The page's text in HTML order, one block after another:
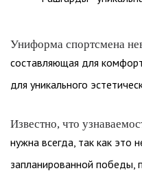
Униформа спортсмена
составляющая для
для уникального
Известно, что
нужна всегда, так как это
запланированной